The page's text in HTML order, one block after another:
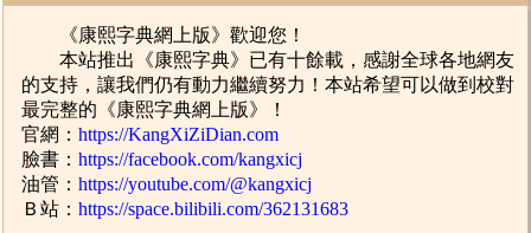
《康熙字典網上版》歡迎您！
本站推出《康熙字典》已有十餘載，感謝全球各地網友
的支持，讓我們仍有動力繼續努力！本站希望可以做到校對
最完整的《康熙字典網上版》！
官網：https://KangXiZiDian.com
臉書：https://facebook.com/kangxicj
油管：https://youtube.com/@kangxicj
Ｂ站：https://space.bilibili.com/362131683